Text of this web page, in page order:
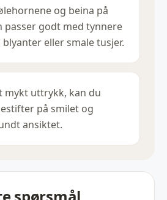
og beina på
passer godt med tynnere
eller smale tusjer.
mykt uttrykk, kan du
på smilet og
ansiktet.